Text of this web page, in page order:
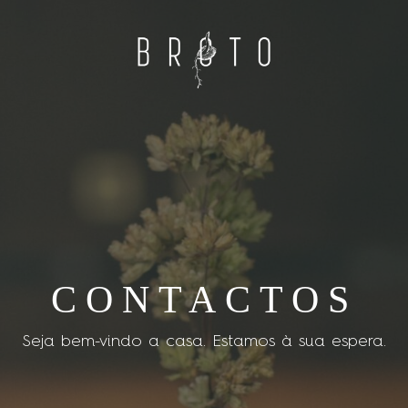
CONTACTOS
Seja bem-vindo a casa. Estamos à sua espera.